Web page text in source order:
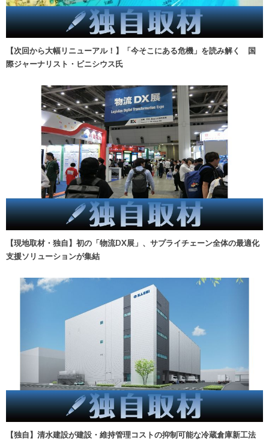
【次回から大幅リニューアル！】「今そこにある危機」を読み解く 国
際ジャーナリスト・ビニシウス氏
【現地取材・独自】初の「物流DX展」、サプライチェーン全体の最適化
支援ソリューションが集結
【独自】清水建設が建設・維持管理コストの抑制可能な冷蔵倉庫新工法